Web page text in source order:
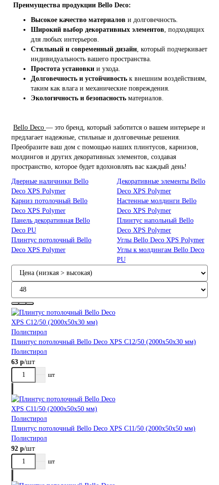
Преимущества продукции Bello Deco:
Высокое качество материалов и долговечность.
Широкий выбор декоративных элементов, подходящих
для любых интерьеров.
Стильный и современный дизайн, который подчеркивает
индивидуальность вашего пространства.
Простота установки и ухода.
Долговечность и устойчивость к внешним воздействиям,
таким как влага и механические повреждения.
Экологичность и безопасность материалов.
Bello Deco — это бренд, который заботится о вашем интерьере и
предлагает надежные, стильные и долговечные решения.
Преобразите ваш дом с помощью наших плинтусов, карнизов,
молдингов и других декоративных элементов, создавая
пространство, которое будет вдохновлять вас каждый день!
Дверные наличники Bello
Deco XPS Polymer
Декоративные элементы Bello
Deco XPS Polymer
Карниз потолочный Bello
Deco XPS Polymer
Настенные молдинги Bello
Deco XPS Polymer
Панель декоративная Bello
Deco PU
Плинтус напольный Bello
Deco XPS Polymer
Плинтус потолочный Bello
Deco XPS Polymer
Углы Bello Deco XPS Polymer
Углы к молдингам Bello Deco
PU
Плинтус потолочный Bellо Deco XPS С12/50 (2000х50х30 мм)
Полистирол
63 р/шт
шт
Плинтус потолочный Bellо Deco XPS С11/50 (2000х50х50 мм)
Полистирол
92 р/шт
шт